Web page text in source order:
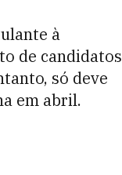
à
de candidatos
só deve
em abril.